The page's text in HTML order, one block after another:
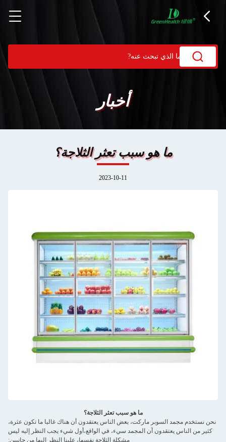
أخبار
ما هو سبب تعثر الثلاجة؟
2023-10-11
ما هو سبب تعثر الثلاجة؟
نحن نستخدم مجمد السوبر ماركت، بعض الناس يعتقدون أن هناك غالبا ما تكون عثرة،
كثير من الناس يعتقدون أن المجمد سيء، في الواقع،أول شيء يجب النظر إليه ليس
مشكلة الثلاجة نفسها، علينا النظر إليها من جانبين: